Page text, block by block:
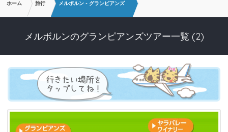
ホーム 旅行 メルボルン - グランピアンズ
メルボルンのグランピアンズツアー一覧 (2)